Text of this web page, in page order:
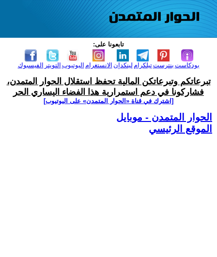
تابعونا على:
الفيسبوك التويتر اليوتيوب الانستغرام لينكدإن تيلكرامبنترست بودكاست
تبرعاتكم وتبرعاتكن المالية تحفظ استقلال الحوار المتمدن،
فشاركونا في دعم استمرارية هذا الفضاء اليساري الحر
[اشترك في قناة ‫«الحوار المتمدن» على اليوتيوب]
الحوار المتمدن - موبايل
الموقع الرئيسي